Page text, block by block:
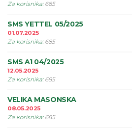
Za korisnika: 685
SMS YETTEL 05/2025
01.07.2025
Za korisnika: 685
SMS A1 04/2025
12.05.2025
Za korisnika: 685
VELIKA MASONSKA
08.05.2025
Za korisnika: 685